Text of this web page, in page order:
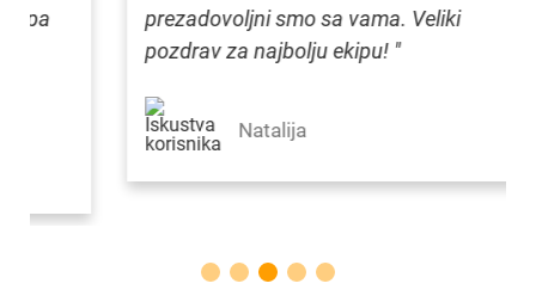
prezadovoljni smo sa vama. Veliki
pozdrav za najbolju ekipu! "
Natalija